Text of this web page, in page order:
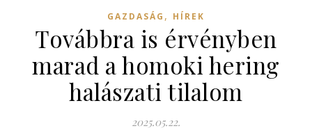
GAZDASÁG , HÍREK
Továbbra is érvényben
marad a homoki hering
halászati tilalom
2025.05.22.